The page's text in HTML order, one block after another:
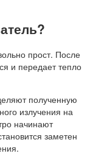
прост. После
и передает тепло
полученную
излучения на
начинают
заметен